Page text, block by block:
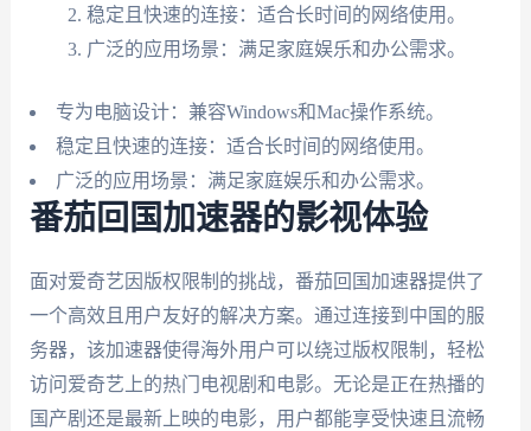
稳定且快速的连接：适合长时间的网络使用。
广泛的应用场景：满足家庭娱乐和办公需求。
专为电脑设计：兼容Windows和Mac操作系统。
稳定且快速的连接：适合长时间的网络使用。
广泛的应用场景：满足家庭娱乐和办公需求。
番茄回国加速器的影视体验
面对爱奇艺因版权限制的挑战，番茄回国加速器提供了
一个高效且用户友好的解决方案。通过连接到中国的服
务器，该加速器使得海外用户可以绕过版权限制，轻松
访问爱奇艺上的热门电视剧和电影。无论是正在热播的
国产剧还是最新上映的电影，用户都能享受快速且流畅